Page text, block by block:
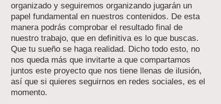
organizado y seguiremos organizando jugarán un
papel fundamental en nuestros contenidos. De esta
manera podrás comprobar el resultado final de
nuestro trabajo, que en definitiva es lo que buscas.
Que tu sueño se haga realidad. Dicho todo esto, no
nos queda más que invitarte a que compartamos
juntos este proyecto que nos tiene llenas de ilusión,
así que si quieres seguirnos en redes sociales, es el
momento.